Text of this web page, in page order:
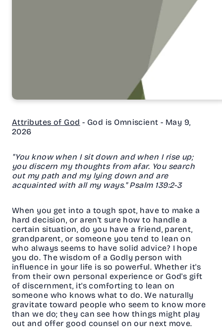
Attributes of God - God is Omniscient - May 9,
2026
"You know when I sit down and when I rise up;
you discern my thoughts from afar. You search
out my path and my lying down and are
acquainted with all my ways." Psalm 139:2-3
When you get into a tough spot, have to make a
hard decision, or aren't sure how to handle a
certain situation, do you have a friend, parent,
grandparent, or someone you tend to lean on
who always seems to have solid advice? I hope
you do. The wisdom of a Godly person with
influence in your life is so powerful. Whether it's
from their own personal experience or God's gift
of discernment, it's comforting to lean on
someone who knows what to do. We naturally
gravitate toward people who seem to know more
than we do; they can see how things might play
out and offer good counsel on our next move.